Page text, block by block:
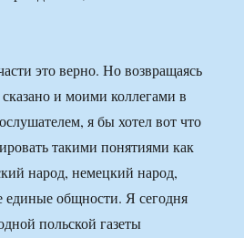
это верно. Но возвращаясь
и моими коллегами в
я бы хотел вот что
такими понятиями как
народ, немецкий народ,
единые общности. Я сегодня
польской газеты